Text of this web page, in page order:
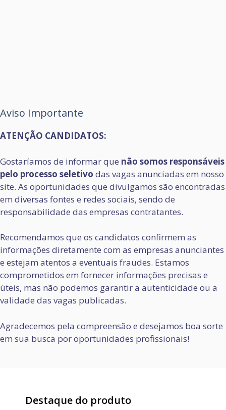
Aviso Importante
ATENÇÃO CANDIDATOS:
Gostaríamos de informar que não somos responsáveis
pelo processo seletivo das vagas anunciadas em nosso
site. As oportunidades que divulgamos são encontradas
em diversas fontes e redes sociais, sendo de
responsabilidade das empresas contratantes.
Recomendamos que os candidatos confirmem as
informações diretamente com as empresas anunciantes
e estejam atentos a eventuais fraudes. Estamos
comprometidos em fornecer informações precisas e
úteis, mas não podemos garantir a autenticidade ou a
validade das vagas publicadas.
Agradecemos pela compreensão e desejamos boa sorte
em sua busca por oportunidades profissionais!
Destaque do produto